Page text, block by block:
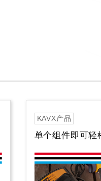
KAVX产品
单个组件即可轻